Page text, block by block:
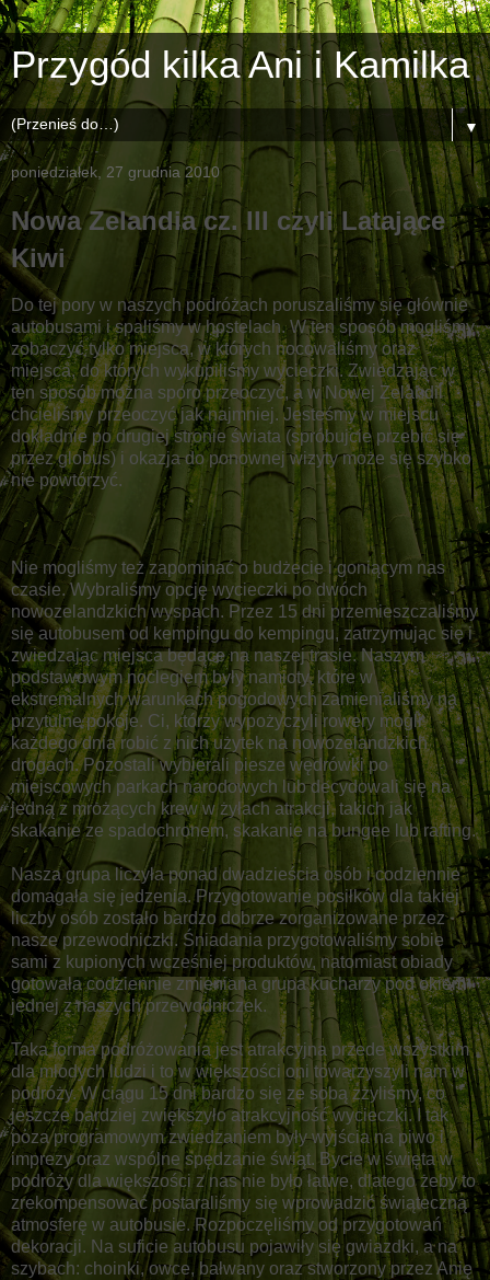
Przygód kilka Ani i Kamilka
▼
poniedziałek, 27 grudnia 2010
Nowa Zelandia cz. III czyli Latające
Kiwi
Do tej pory w naszych podróżach poruszaliśmy się głównie
autobusami i spaliśmy w hostelach. W ten sposób mogliśmy
zobaczyć tylko miejsca, w których nocowaliśmy oraz
miejsca, do których wykupiliśmy wycieczki. Zwiedzając w
ten sposób można sporo przeoczyć, a w Nowej Zelandii
chcieliśmy przeoczyć jak najmniej. Jesteśmy w miejscu
dokładnie po drugiej stronie świata (spróbujcie przebić się
przez globus) i okazja do ponownej wizyty może się szybko
nie powtórzyć.
Nie mogliśmy też zapominać o budżecie i goniącym nas
czasie. Wybraliśmy opcję wycieczki po dwóch
nowozelandzkich wyspach. Przez 15 dni przemieszczaliśmy
się autobusem od kempingu do kempingu, zatrzymując się i
zwiedzając miejsca będące na naszej trasie. Naszym
podstawowym noclegiem były namioty, które w
ekstremalnych warunkach pogodowych zamienialiśmy na
przytulne pokoje. Ci, którzy wypożyczyli rowery mogli
każdego dnia robić z nich użytek na nowozelandzkich
drogach. Pozostali wybierali piesze wędrówki po
miejscowych parkach narodowych lub decydowali się na
jedną z mrożących krew w żyłach atrakcji, takich jak
skakanie ze spadochronem, skakanie na bungee lub rafting.
Nasza grupa liczyła ponad dwadzieścia osób i codziennie
domagała się jedzenia. Przygotowanie posiłków dla takiej
liczby osób zostało bardzo dobrze zorganizowane przez
nasze przewodniczki. Śniadania przygotowaliśmy sobie
sami z kupionych wcześniej produktów, natomiast obiady
gotowała codziennie zmieniana grupa kucharzy pod okiem
jednej z naszych przewodniczek.
Taka forma podróżowania jest atrakcyjna przede wszystkim
dla młodych ludzi i to w większości oni towarzyszyli nam w
podróży. W ciągu 15 dni bardzo się ze sobą zżyliśmy, co
jeszcze bardziej zwiększyło atrakcyjność wycieczki. I tak
poza programowym zwiedzaniem były wyjścia na piwo i
imprezy oraz wspólne spędzanie świąt. Bycie w święta w
podróży dla większości z nas nie było łatwe, dlatego żeby to
zrekompensować postaraliśmy się wprowadzić świąteczną
atmosferę w autobusie. Rozpoczęliśmy od przygotowań
dekoracji. Na suficie autobusu pojawiły się gwiazdki, a na
szybach: choinki, owce, bałwany oraz stworzony przez Anię